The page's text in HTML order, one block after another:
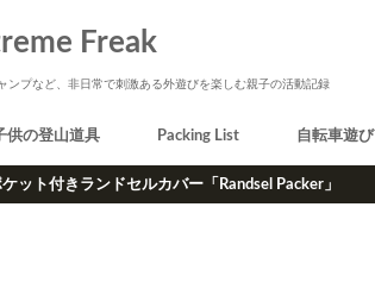
Freak
ンプなど、非日常で刺激ある外遊びを楽しむ親子の活動記録
供の登山道具 Packing List 自転車遊び
ット付きランドセルカバー「Randsel Packer」